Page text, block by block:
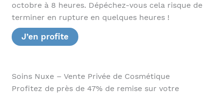
octobre à 8 heures. Dépéchez-vous cela risque de
terminer en rupture en quelques heures !
J’en profite
Soins Nuxe – Vente Privée de Cosmétique
Profitez de près de 47% de remise sur votre